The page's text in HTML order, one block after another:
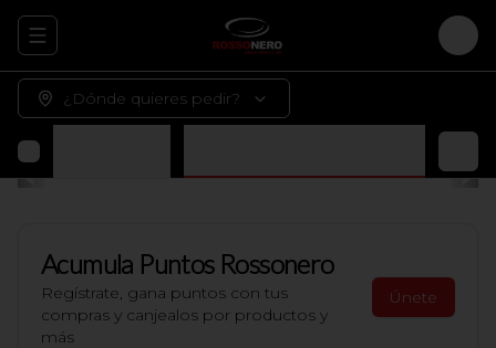
Abrir menu de navegación
¿Dónde quieres pedir?
en casa)
Acumula Puntos Rossonero
Regístrate, gana puntos con tus
compras y canjealos por productos y
más
Únete